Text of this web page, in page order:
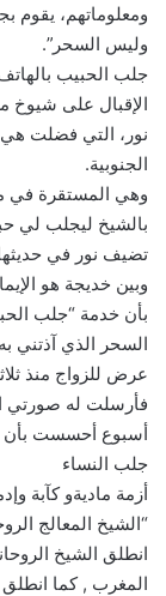
ومعلوماتهم،
وليس السحر”.
جلب الحبيب
الإقبال على
نور، التي فضلت هي
الجنوبية.
وهي المستقرة في
بالشيخ ليجلب لي
تضيف نور في
وبين خديجة هو
بأن خدمة “جلب
السحر الذي آذتني
عرض للزواج منذ
فأرسلت له صورتي
أسبوع أحسست بأن
جلب النساء
أزمة ماديةو كآبة
“الشيخ المعالج
انطلق الشيخ
المغرب , كما